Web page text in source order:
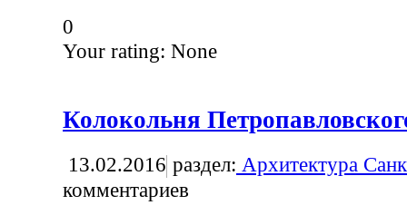
0
Your rating: None
Колокольня
13.02.2016 раздел: Архитектура
комментариев